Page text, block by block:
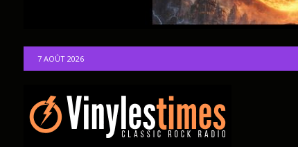
7 AOÛT 2026